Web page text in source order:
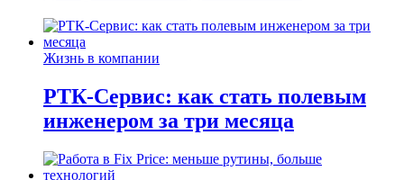
Жизнь в компании
РТК-Сервис: как стать полевым
инженером за три месяца